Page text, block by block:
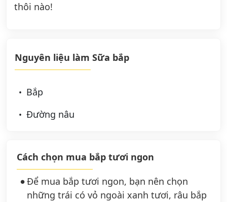
thôi nào!
Nguyên liệu làm Sữa bắp
Bắp
Đường nâu
Cách chọn mua bắp tươi ngon
Để mua bắp tươi ngon, bạn nên chọn
những trái có vỏ ngoài xanh tươi, râu bắp